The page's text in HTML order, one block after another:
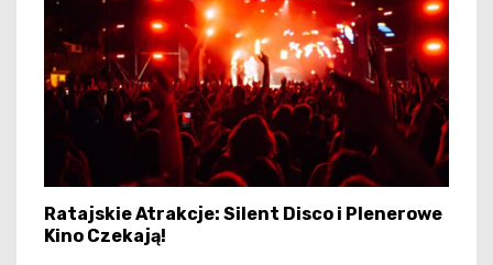
Ratajskie Atrakcje: Silent Disco i Plenerowe
Kino Czekają!